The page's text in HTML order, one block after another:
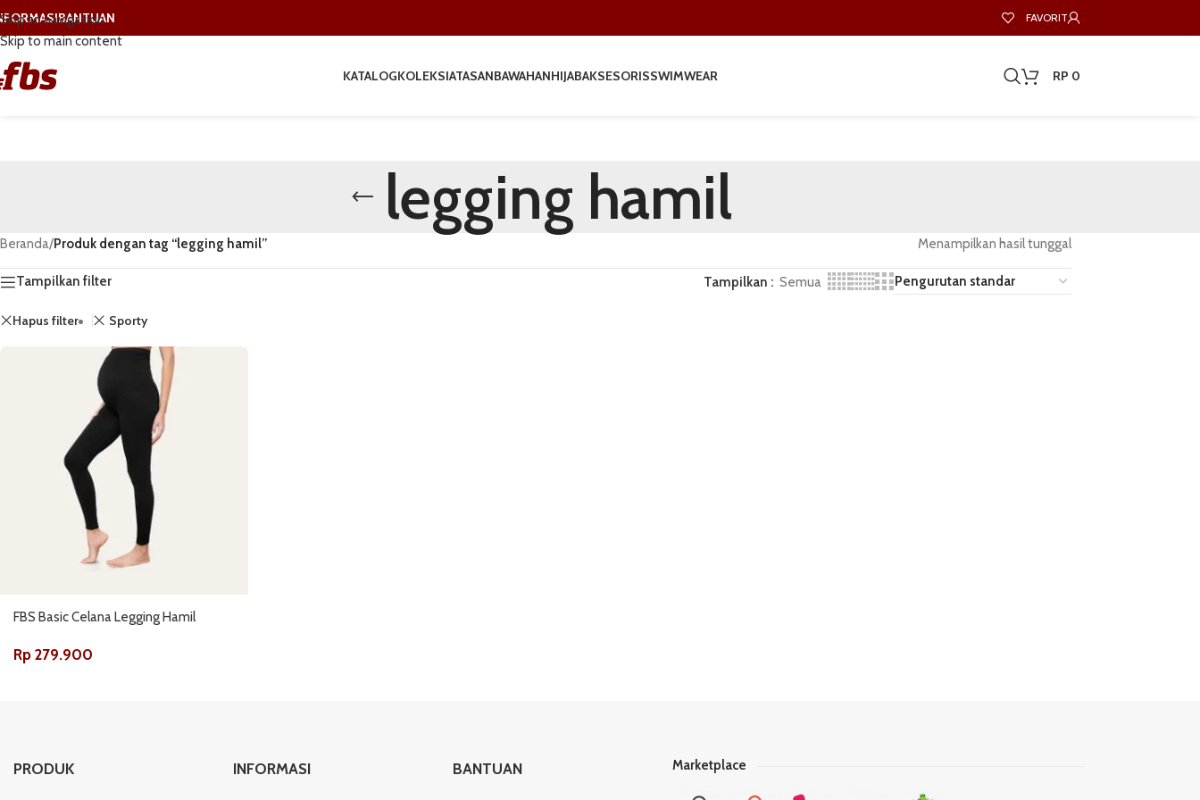
Skip to navigation
Skip to main content
BANTUAN FAVORIT
KATALOGKOLEKSIATASANBAWAHANHIJABAKSESORISSWIMWEAR RP 0
legging hamil
Beranda/Produk dengan tag “legging hamil” Menampilkan hasil tunggal
Tampilkan filter Tampilkan Semua
Hapus filter Sporty
FBS Basic Celana Legging Hamil
Rp 279.900
PRODUK INFORMASI BANTUAN Marketplace